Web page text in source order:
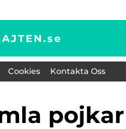
se
Cookies Kontakta Oss
pojkar